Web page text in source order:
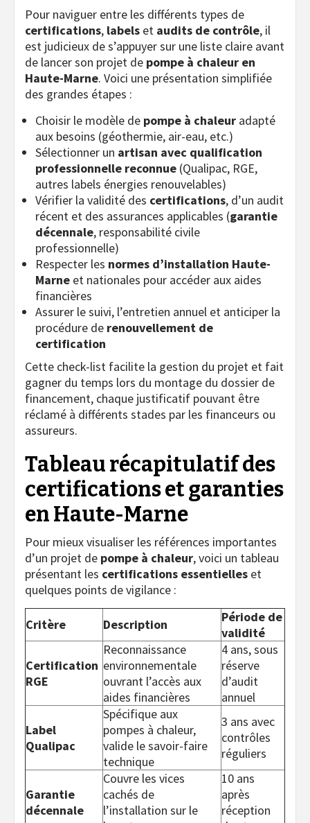
Pour naviguer entre les différents types de
certifications, labels et audits de contrôle, il
est judicieux de s’appuyer sur une liste claire avant
de lancer son projet de pompe à chaleur en
Haute-Marne. Voici une présentation simplifiée
des grandes étapes :
Choisir le modèle de pompe à chaleur adapté
aux besoins (géothermie, air-eau, etc.)
Sélectionner un artisan avec qualification
professionnelle reconnue (Qualipac, RGE,
autres labels énergies renouvelables)
Vérifier la validité des certifications, d’un audit
récent et des assurances applicables (garantie
décennale, responsabilité civile
professionnelle)
Respecter les normes d’installation Haute-
Marne et nationales pour accéder aux aides
financières
Assurer le suivi, l’entretien annuel et anticiper la
procédure de renouvellement de
certification
Cette check-list facilite la gestion du projet et fait
gagner du temps lors du montage du dossier de
financement, chaque justificatif pouvant être
réclamé à différents stades par les financeurs ou
assureurs.
Tableau récapitulatif des
certifications et garanties
en Haute-Marne
Pour mieux visualiser les références importantes
d’un projet de pompe à chaleur, voici un tableau
présentant les certifications essentielles et
quelques points de vigilance :
Critère Description
Période de
validité
Certification
RGE
Reconnaissance
environnementale
ouvrant l’accès aux
aides financières
4 ans, sous
réserve
d’audit
annuel
Label
Qualipac
Spécifique aux
pompes à chaleur,
valide le savoir-faire
technique
3 ans avec
contrôles
réguliers
Garantie
décennale
Couvre les vices
cachés de
l’installation sur le
10 ans
après
réception